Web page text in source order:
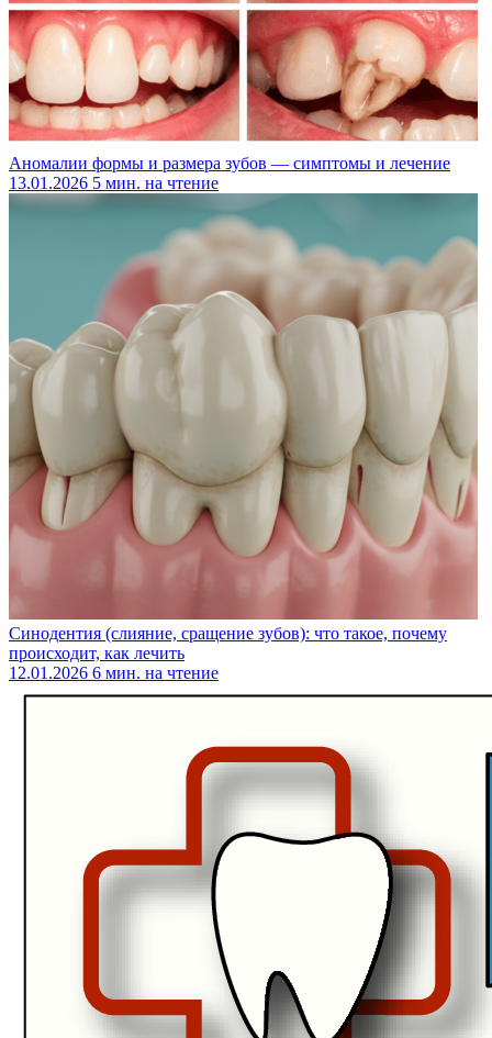
Аномалии формы и размера зубов — симптомы и лечение
13.01.2026 5 мин. на чтение
Синодентия (слияние, сращение зубов): что такое, почему
происходит, как лечить
12.01.2026 6 мин. на чтение